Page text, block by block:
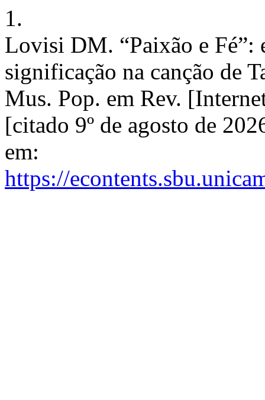
1.
Lovisi DM. “Paixão e Fé”:
significação na canção de
Mus. Pop. em Rev.
[citado 9º de agosto de
em:
https://